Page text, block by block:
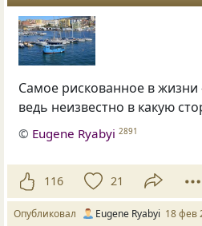
Самое рискованное в
ведь неизвестно в какую
© Eugene Ryabyi 2891
116 21
Опубликовал Eugene Ryabyi 18 фев